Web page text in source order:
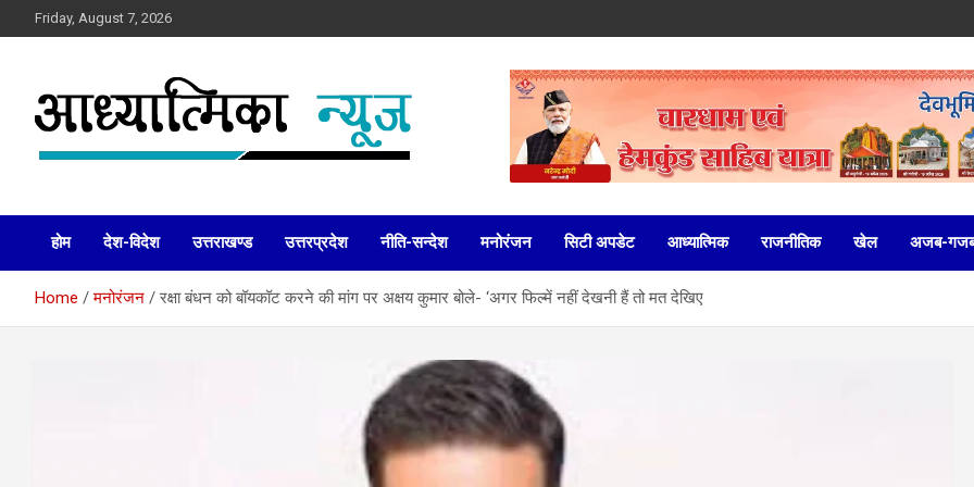
to
Friday, August 7, 2026
Aadhyatmika News
होम देश-विदेश उत्तराखण्ड उत्तरप्रदेश नीति-सन्देश मनोरंजन सिटी अपडेट आध्यात्मिक राजनीतिक खेल अजब-
Home मनोरंजन रक्षा बंधन को बॉयकॉट करने की मांग पर अक्षय कुमार बोले- ‘अगर फिल्में नहीं देखनी हैं तो मत देखिए